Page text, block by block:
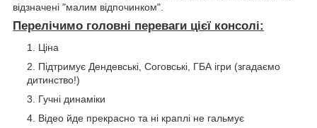
відзначені "малим відпочинком".
Перелічимо головні переваги цієї консолі:
Ціна
Підтримує Дендевські, Соговські, ГБА ігри (згадаємо
дитинство!)
Гучні динаміки
Відео йде прекрасно та ні краплі не гальмує